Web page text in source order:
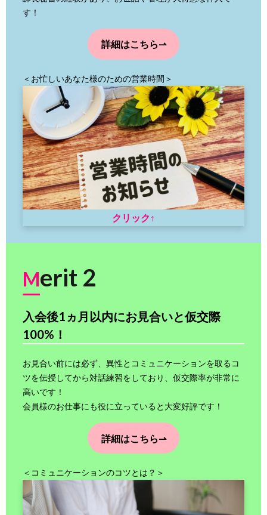
す！
詳細はこちら⇀
＜お忙しいあなた様のための営業時間＞
クリック↑
Merit 2
入会後1ヵ月以内にお見合いと仮交際
100%！
お見合い前には必ず、異性とコミュニケーションを取るコ
ツを伝授してから対話練習をしており、仮交際率が非常に
高いです！
会員様のお仕事にも役に立っていると大変好評です！
詳細はこちら⇀
＜コミュニケーションのコツとは？＞